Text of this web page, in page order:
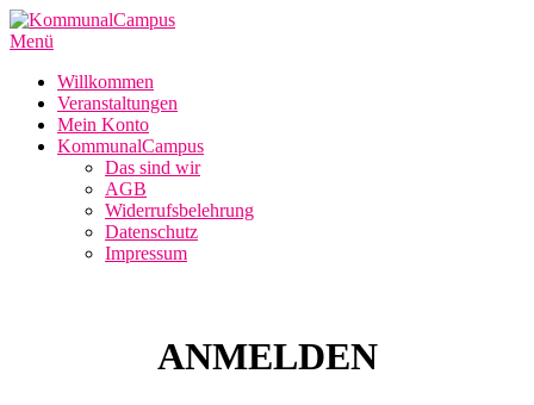
Zum
Inhalt
Menü
Willkommen
Veranstaltungen
Mein Konto
KommunalCampus
Das sind wir
AGB
Widerrufsbelehrung
Datenschutz
Impressum
ANMELDEN